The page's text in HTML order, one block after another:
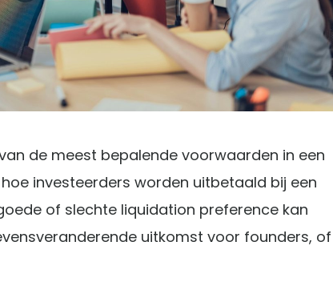
de meest bepalende voorwaarden in een
investeerders worden uitbetaald bij een
of slechte liquidation preference kan
uitkomst voor founders, of